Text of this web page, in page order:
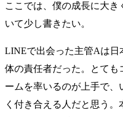
ここでは、僕の成長に大
いて少し書きたい。
LINEで出会った主管Aは日
体の責任者だった。とても
ームを率いるのが上手で、
く付き合える人だと思う